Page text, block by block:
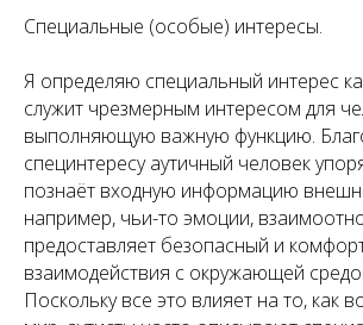
Специальные (особые) интересы.
Я определяю специальный интерес
служит чрезмерным интересом для
выполняющую важную функцию.
специнтересу аутичный человек
познаёт входную информацию
например, чьи-то эмоции,
предоставляет безопасный и
взаимодействия с окружающей
Поскольку все это влияет на то, как